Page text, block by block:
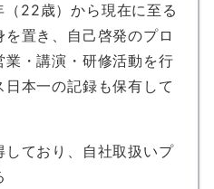
22歳）から現在に至る
置き、自己啓発のプロ
・講演・研修活動を行
本一の記録も保有して
ており、自社取扱いプ